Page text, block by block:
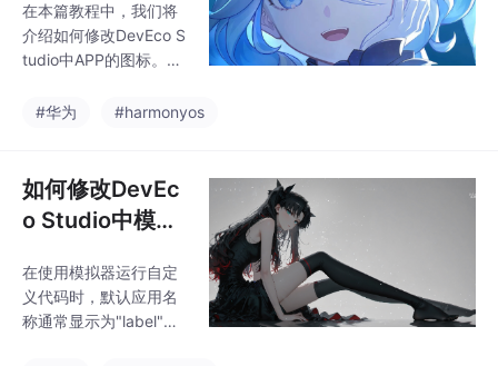
在本篇教程中，我们将
介绍如何修改DevEco S
tudio中APP的图标。与
称类似，这个操作同样
#华为 #harmonyos
如何修改DevEc
o Studio中模拟
在使用模拟器运行自定
义代码时，默认应用名
称通常显示为"label"，